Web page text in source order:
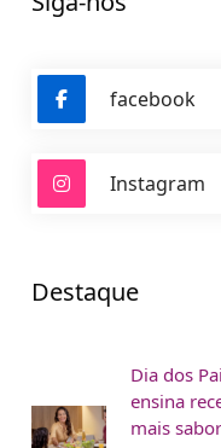
facebook
Instagram
Destaque
Dia dos
ensina
mais